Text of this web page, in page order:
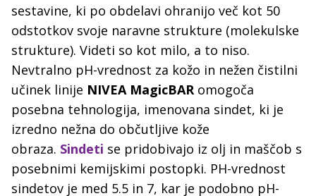
sestavine, ki po obdelavi ohranijo več kot 50
odstotkov svoje naravne strukture (molekulske
strukture). Videti so kot milo, a to niso.
Nevtralno pH-vrednost za kožo in nežen čistilni
učinek linije NIVEA MagicBARomogoča
posebna tehnologija, imenovana sindet, ki je
izredno nežna do občutljive kože
obraza. Sindeti se pridobivajo iz olj in maščob s
posebnimi kemijskimi postopki. PH-vrednost
sindetov je med 5.5 in 7, kar je podobno pH-